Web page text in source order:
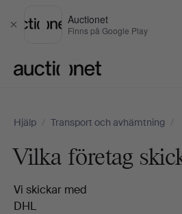
Stäng
Auctionet
Finns på Google Play
Hjälp / Transport och avhämtning /
Vilka företag
Vi skickar med
DHL